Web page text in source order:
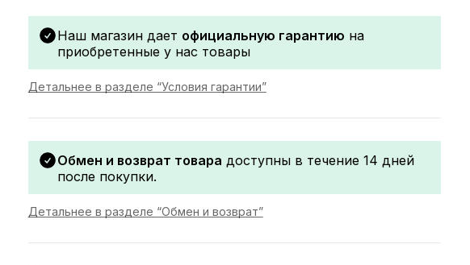
Наш магазин дает официальную гарантию на
приобретенные у нас товары
Детальнее в разделе “Условия гарантии”
Обмен и возврат товара доступны в течение 14 дней
после покупки.
Детальнее в разделе “Обмен и возврат”